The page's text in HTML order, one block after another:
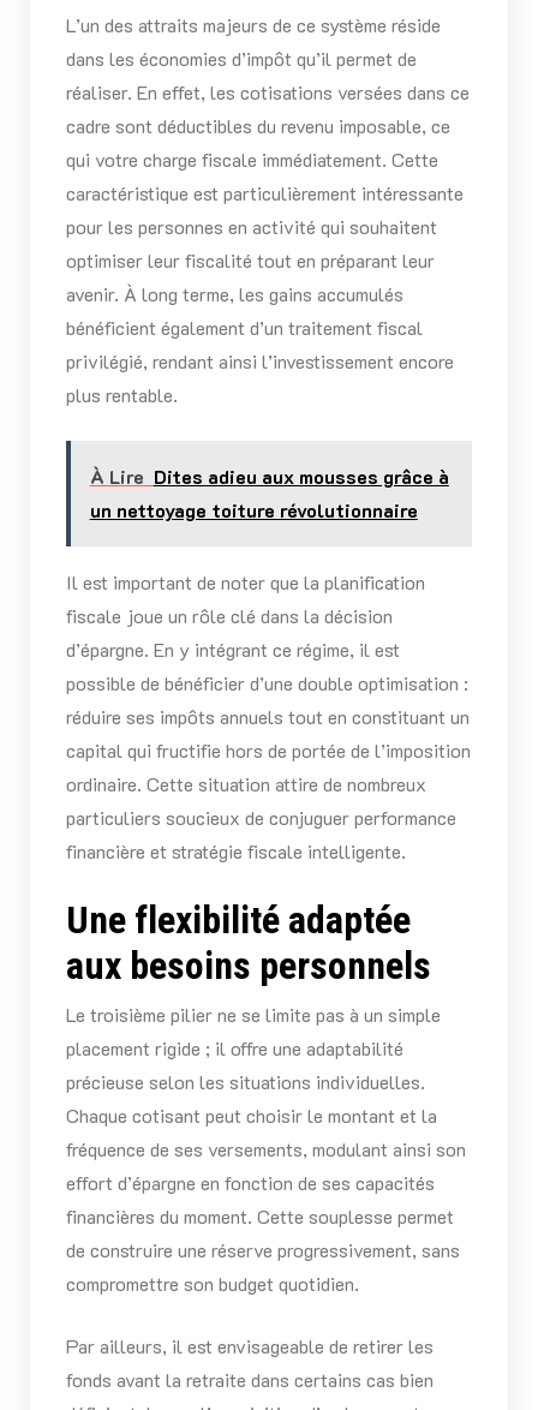
L’un des attraits majeurs de ce système réside
dans les économies d’impôt qu’il permet de
réaliser. En effet, les cotisations versées dans ce
cadre sont déductibles du revenu imposable, ce
qui votre charge fiscale immédiatement. Cette
caractéristique est particulièrement intéressante
pour les personnes en activité qui souhaitent
optimiser leur fiscalité tout en préparant leur
avenir. À long terme, les gains accumulés
bénéficient également d’un traitement fiscal
privilégié, rendant ainsi l’investissement encore
plus rentable.
À Lire Dites adieu aux mousses grâce à
un nettoyage toiture révolutionnaire
Il est important de noter que la planification
fiscale joue un rôle clé dans la décision
d’épargne. En y intégrant ce régime, il est
possible de bénéficier d’une double optimisation :
réduire ses impôts annuels tout en constituant un
capital qui fructifie hors de portée de l’imposition
ordinaire. Cette situation attire de nombreux
particuliers soucieux de conjuguer performance
financière et stratégie fiscale intelligente.
Une flexibilité adaptée
aux besoins personnels
Le troisième pilier ne se limite pas à un simple
placement rigide ; il offre une adaptabilité
précieuse selon les situations individuelles.
Chaque cotisant peut choisir le montant et la
fréquence de ses versements, modulant ainsi son
effort d’épargne en fonction de ses capacités
financières du moment. Cette souplesse permet
de construire une réserve progressivement, sans
compromettre son budget quotidien.
Par ailleurs, il est envisageable de retirer les
fonds avant la retraite dans certains cas bien